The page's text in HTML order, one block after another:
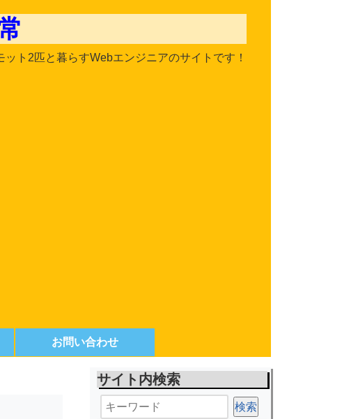
ット2匹と暮らすWebエンジニアのサイトです！
お問い合わせ
サイト内検索